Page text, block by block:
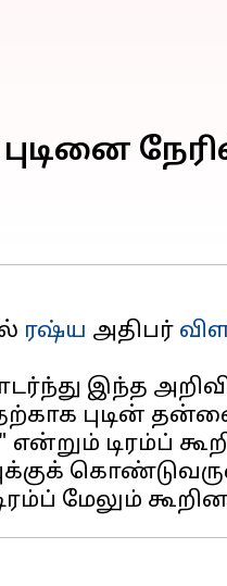
ரஷ்ய அதிபர்
புடின்
டிரம்ப்